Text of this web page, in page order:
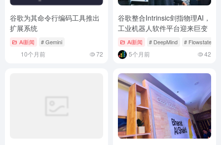
谷歌为其命令行编码工具推出
扩展系统
Ai新闻 # Gemini
10个月前 72
谷歌整合Intrinsic剑指物理AI，
工业机器人软件平台迎来巨变
Ai新闻 # DeepMind # Flowstate平
5个月前 42